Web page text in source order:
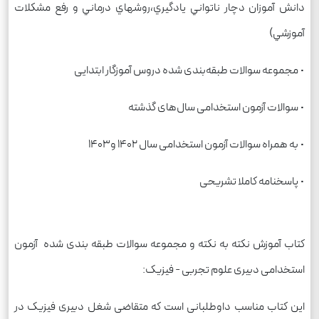
دانش آموزان دچار ناتواني يادگيري،روشهاي درماني و رفع مشكلات
آموزشي)
• مجموعه سوالات طبقه‌بندی شده دروس آموزگار ابتدایی
• سوالات آزمون استخدامی سال‌های گذشته
• به همراه سوالات آزمون استخدامی سال 1402 و1403
• پاسخنامه کاملا تشریحی
کتاب آموزش نکته به نکته و مجموعه سوالات طبقه بندی شده آزمون
استخدامی دبیری علوم تجربی - فیزیک:
این کتاب مناسب داوطلبانی است که متقاضی شغل دبیری فیزیک در